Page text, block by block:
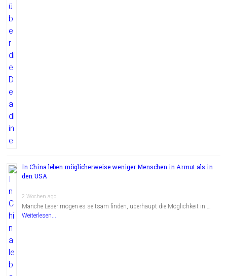
In China leben möglicherweise weniger Menschen in Armut als in
den USA
2 Wochen ago
Manche Leser mögen es seltsam finden, überhaupt die Möglichkeit in …
Weiterlesen...